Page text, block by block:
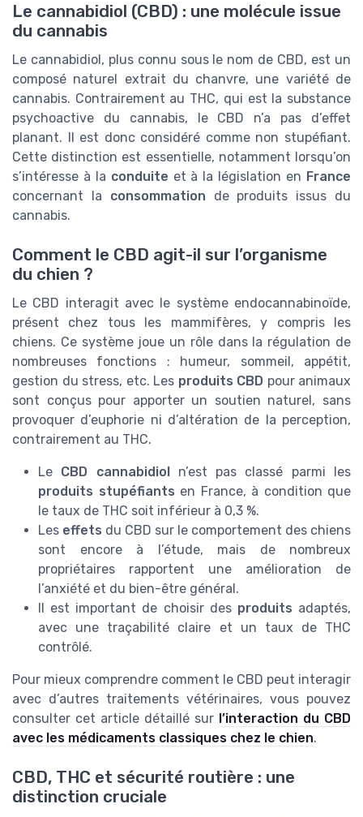
Le cannabidiol (CBD) : une molécule issue
du cannabis
Le cannabidiol, plus connu sous le nom de CBD, est un
composé naturel extrait du chanvre, une variété de
cannabis. Contrairement au THC, qui est la substance
psychoactive du cannabis, le CBD n’a pas d’effet
planant. Il est donc considéré comme non stupéfiant.
Cette distinction est essentielle, notamment lorsqu’on
s’intéresse à la conduite et à la législation en France
concernant la consommation de produits issus du
cannabis.
Comment le CBD agit-il sur l’organisme
du chien ?
Le CBD interagit avec le système endocannabinoïde,
présent chez tous les mammifères, y compris les
chiens. Ce système joue un rôle dans la régulation de
nombreuses fonctions : humeur, sommeil, appétit,
gestion du stress, etc. Les produits CBD pour animaux
sont conçus pour apporter un soutien naturel, sans
provoquer d’euphorie ni d’altération de la perception,
contrairement au THC.
Le CBD cannabidioln’est pas classé parmi les
produits stupéfiants en France, à condition que
le taux de THC soit inférieur à 0,3 %.
Les effets du CBD sur le comportement des chiens
sont encore à l’étude, mais de nombreux
propriétaires rapportent une amélioration de
l’anxiété et du bien-être général.
Il est important de choisir des produits adaptés,
avec une traçabilité claire et un taux de THC
contrôlé.
Pour mieux comprendre comment le CBD peut interagir
avec d’autres traitements vétérinaires, vous pouvez
consulter cet article détaillé sur l’interaction du CBD
avec les médicaments classiques chez le chien.
CBD, THC et sécurité routière : une
distinction cruciale